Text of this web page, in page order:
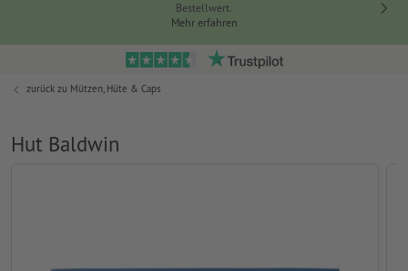
Bestellwert.
Mehr erfahren
zurück zu Mützen, Hüte & Caps
Hut Baldwin